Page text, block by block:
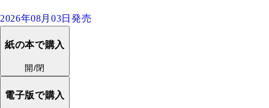
2026年08月03日発売
紙の本で購入
開/閉
電子版で購入